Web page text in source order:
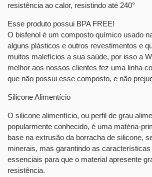
resistência ao calor, resistindo até 240°
Esse produto possui BPA FREE!
O bisfenol é um composto químico usado
alguns plásticos e outros revestimentos e
muitos malefícios a sua saúde, por isso a
melhor aos nossos clientes fez uma linha
que não possui esse composto, e não
Silicone Alimentício
O silicone alimentício, ou perfil de grau
popularmente conhecido, é uma matéria-
base na extrusão da borracha de silicone,
minerais, mas garantindo as
essenciais para que o material apresente
resistência.